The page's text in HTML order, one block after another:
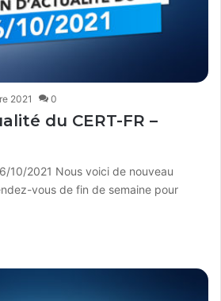
2021 0
du CERT-FR –
10/2021 Nous voici de nouveau
vous de fin de semaine pour